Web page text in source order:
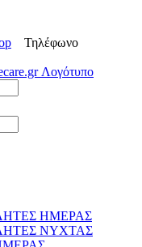
Τηλέφωνο
ΗΜΕΡΑΣ
ΝΥΧΤΑΣ